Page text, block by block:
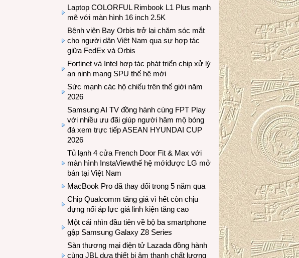
Laptop COLORFUL Rimbook L1 Plus mạnh
mẽ với màn hình 16 inch 2.5K
Bệnh viện Bay Orbis trở lại chăm sóc mắt
cho người dân Việt Nam qua sự hợp tác
giữa FedEx và Orbis
Fortinet và Intel hợp tác phát triển chip xử lý
an ninh mạng SPU thế hệ mới
Sức mạnh các hộ chiếu trên thế giới năm
2026
Samsung AI TV đồng hành cùng FPT Play
với nhiều ưu đãi giúp người hâm mộ bóng
đá xem trực tiếp ASEAN HYUNDAI CUP
2026
Tủ lạnh 4 cửa French Door Fit & Max với
màn hình InstaViewthế hệ mớiđược LG mở
bán tại Việt Nam
MacBook Pro đã thay đổi trong 5 năm qua
Chip Qualcomm tăng giá vì hết còn chịu
đựng nổi áp lực giá linh kiện tăng cao
Một cái nhìn đầu tiên về bộ ba smartphone
gập Samsung Galaxy Z8 Series
Sàn thương mại điện tử Lazada đồng hành
cùng JBL dưa thiết bị âm thanh chất lượng